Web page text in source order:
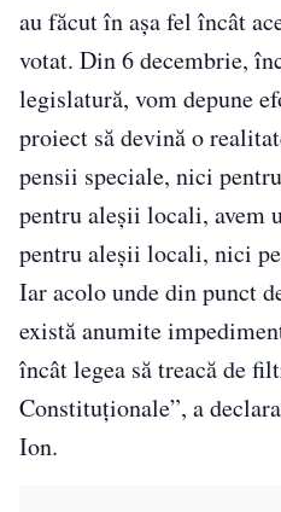
au făcut în aşa fel încât
votat. Din 6 decembrie,
legislatură, vom depune
proiect să devină o
pensii speciale, nici pentru
pentru aleşii locali, avem
pentru aleşii locali, nici
Iar acolo unde din punct
există anumite
încât legea să treacă de
Constituţionale”, a
Ion.